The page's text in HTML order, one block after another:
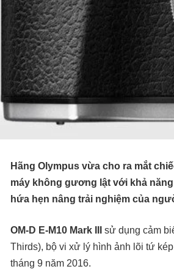
Hãng Olympus vừa cho ra mắt
máy không gương lật với khả
hứa hẹn nâng trải nghiệm của
OM-D E-M10 Mark III
sử dụng cảm
Thirds), bộ vi xử lý hình ảnh lõi tứ kép
tháng 9 năm 2016.